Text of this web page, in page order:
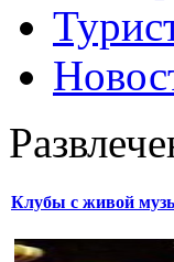
Клубы с живой